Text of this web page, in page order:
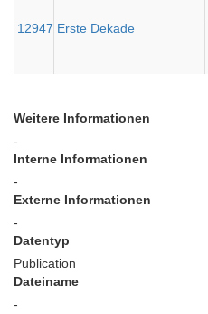
12947 Erste Dekade
Weitere Informationen
-
Interne Informationen
-
Externe Informationen
-
Datentyp
Publication
Dateiname
-